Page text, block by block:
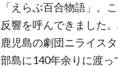
「えらぶ百合物語」。
反響を呼んできました
鹿児島の劇団ニライス
部島に140年余りに渡